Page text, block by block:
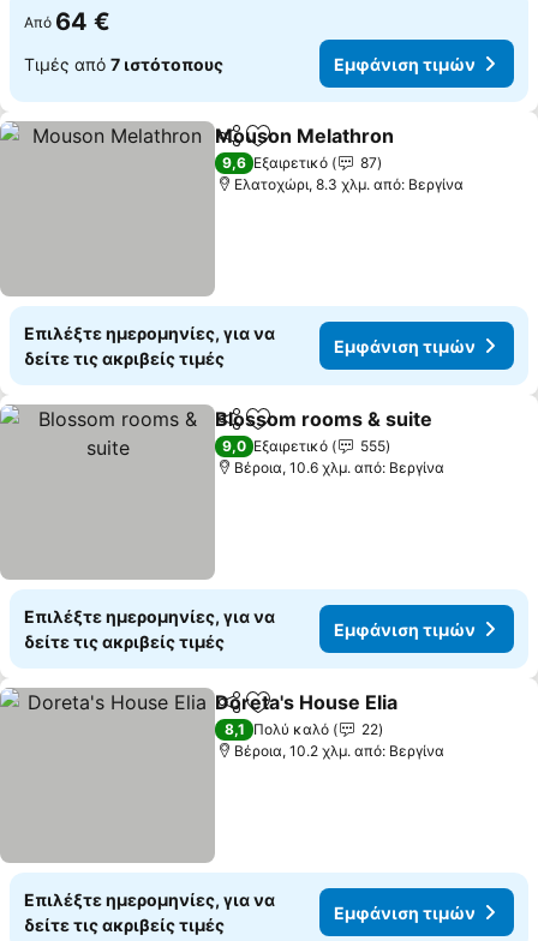
Από 64 €
Τιμές από 7 ιστότοπους Εμφάνιση τιμών
Κοινοποίηση
Προσθήκη στα αγαπημένα
Mouson Melathron
9,6 Εξαιρετικό
87
Ελατοχώρι, 8.3 χλμ. από: Βεργίνα
Επιλέξτε ημερομηνίες, για να
δείτε τις ακριβείς τιμές
Εμφάνιση τιμών
Κοινοποίηση
Προσθήκη στα αγαπημένα
Blossom rooms & suite
9,0 Εξαιρετικό
555
Βέροια, 10.6 χλμ. από: Βεργίνα
Επιλέξτε ημερομηνίες, για να
δείτε τις ακριβείς τιμές
Εμφάνιση τιμών
Κοινοποίηση
Προσθήκη στα αγαπημένα
Doreta's House Elia
8,1 Πολύ καλό
22
Βέροια, 10.2 χλμ. από: Βεργίνα
Επιλέξτε ημερομηνίες, για να
δείτε τις ακριβείς τιμές
Εμφάνιση τιμών